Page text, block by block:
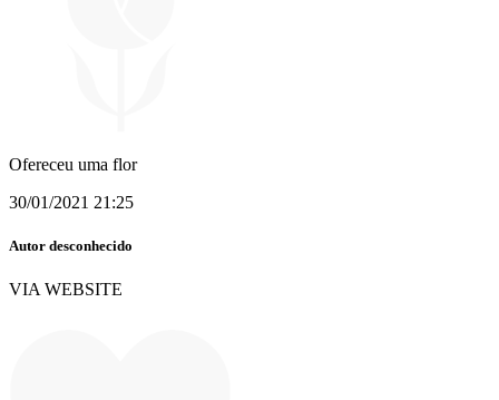
Ofereceu uma flor
30/01/2021 21:25
Autor desconhecido
VIA WEBSITE